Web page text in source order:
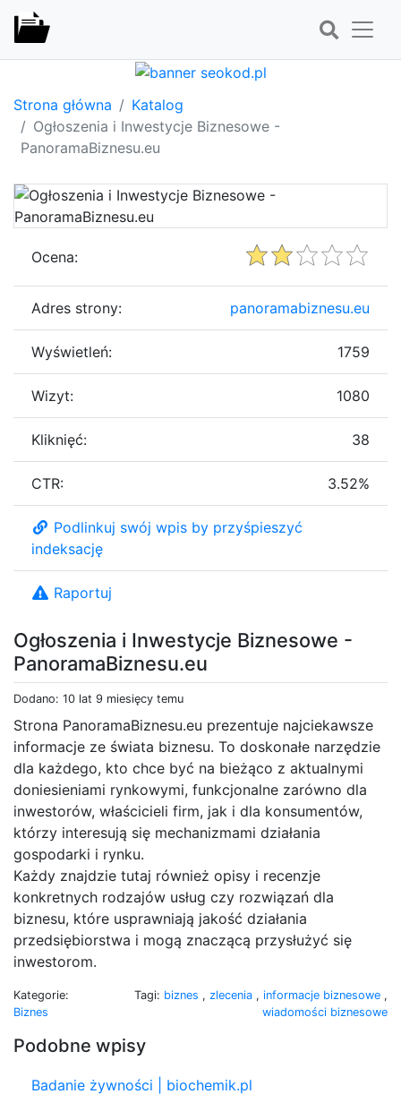
Strona główna
Katalog
Ogłoszenia i Inwestycje Biznesowe -
PanoramaBiznesu.eu
Ogłoszenia i Inwestycje Biznesowe -
PanoramaBiznesu.eu
Dodano: 10 lat 9 miesięcy temu
Strona PanoramaBiznesu.eu prezentuje najciekawsze
informacje ze świata biznesu. To doskonałe narzędzie
dla każdego, kto chce być na bieżąco z aktualnymi
doniesieniami rynkowymi, funkcjonalne zarówno dla
inwestorów, właścicieli firm, jak i dla konsumentów,
którzy interesują się mechanizmami działania
gospodarki i rynku.
Każdy znajdzie tutaj również opisy i recenzje
konkretnych rodzajów usług czy rozwiązań dla
biznesu, które usprawniają jakość działania
przedsiębiorstwa i mogą znaczącą przysłużyć się
inwestorom.
Kategorie:
Biznes
Tagi: biznes , zlecenia , informacje biznesowe ,
wiadomości biznesowe
Podobne wpisy
Badanie żywności | biochemik.pl
Ocena:
Adres strony: panoramabiznesu.eu
Wyświetleń: 1759
Wizyt: 1080
Kliknięć: 38
CTR: 3.52%
Podlinkuj swój wpis by przyśpieszyć
indeksację
Raportuj